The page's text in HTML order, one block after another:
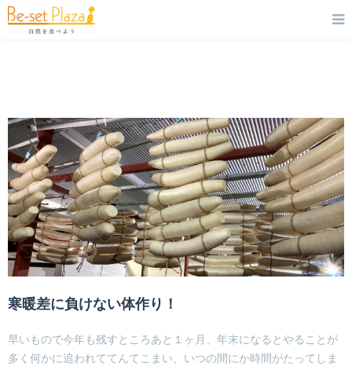
寒暖差に負けない体作り！
早いもので今年も残すところあと１ヶ月、年末になるとやることが
多く何かに追われててんてこまい、いつの間にか時間がたってしま